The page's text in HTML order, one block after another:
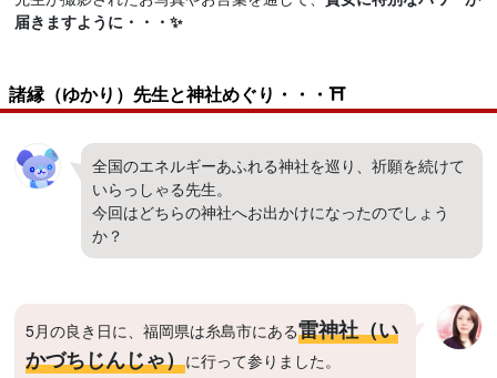
届きますように・・・✨
諸縁（ゆかり）先生と神社めぐり・・・⛩
全国のエネルギーあふれる神社を巡り、祈願を続けて
いらっしゃる先生。
今回はどちらの神社へお出かけになったのでしょう
か？
5月の良き日に、福岡県は糸島市にある雷神社（い
かづちじんじゃ）に行って参りました。